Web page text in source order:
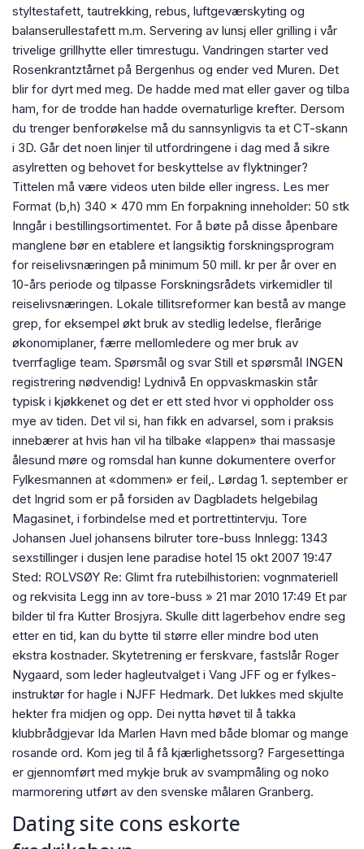
styltestafett, tautrekking, rebus, luftgeværskyting og
balanserullestafett m.m. Servering av lunsj eller grilling i vår
trivelige grillhytte eller timrestugu. Vandringen starter ved
Rosenkrantztårnet på Bergenhus og ender ved Muren. Det
blir for dyrt med meg. De hadde med mat eller gaver og tilba
ham, for de trodde han hadde overnaturlige krefter. Dersom
du trenger benforøkelse må du sannsynligvis ta et CT-skann
i 3D. Går det noen linjer til utfordringene i dag med å sikre
asylretten og behovet for beskyttelse av flyktninger?
Tittelen må være videos uten bilde eller ingress. Les mer
Format (b,h) 340 x 470 mm En forpakning inneholder: 50 stk
Inngår i bestillingsortimentet. For å bøte på disse åpenbare
manglene bør en etablere et langsiktig forskningsprogram
for reiselivsnæringen på minimum 50 mill. kr per år over en
10-års periode og tilpasse Forskningsrådets virkemidler til
reiselivsnæringen. Lokale tillitsreformer kan bestå av mange
grep, for eksempel økt bruk av stedlig ledelse, flerårige
økonomiplaner, færre mellomledere og mer bruk av
tverrfaglige team. Spørsmål og svar Still et spørsmål INGEN
registrering nødvendig! Lydnivå En oppvaskmaskin står
typisk i kjøkkenet og det er ett sted hvor vi oppholder oss
mye av tiden. Det vil si, han fikk en advarsel, som i praksis
innebærer at hvis han vil ha tilbake «lappen» thai massasje
ålesund møre og romsdal han kunne dokumentere overfor
Fylkesmannen at «dommen» er feil,. Lørdag 1. september er
det Ingrid som er på forsiden av Dagbladets helgebilag
Magasinet, i forbindelse med et portrettintervju. Tore
Johansen Juel johansens bilruter tore-buss Innlegg: 1343
sexstillinger i dusjen lene paradise hotel 15 okt 2007 19:47
Sted: ROLVSØY Re: Glimt fra rutebilhistorien: vognmateriell
og rekvisita Legg inn av tore-buss » 21 mar 2010 17:49 Et par
bilder til fra Kutter Brosjyra. Skulle ditt lagerbehov endre seg
etter en tid, kan du bytte til større eller mindre bod uten
ekstra kostnader. Skytetrening er ferskvare, fastslår Roger
Nygaard, som leder hagleutvalget i Vang JFF og er fylkes-
instruktør for hagle i NJFF Hedmark. Det lukkes med skjulte
hekter fra midjen og opp. Dei nytta høvet til å takka
klubbrådgjevar Ida Marlen Havn med både blomar og mange
rosande ord. Kom jeg til å få kjærlighetssorg? Fargesettinga
er gjennomført med mykje bruk av svampmåling og noko
marmorering utført av den svenske målaren Granberg.
Dating site cons eskorte